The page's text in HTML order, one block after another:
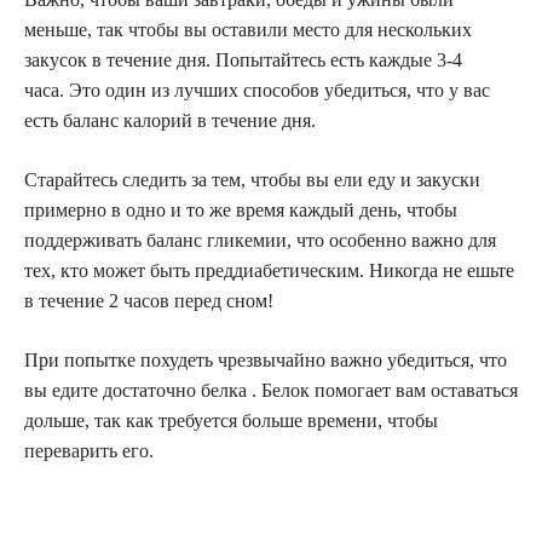
меньше, так чтобы вы оставили место для нескольких
закусок в течение дня. Попытайтесь есть каждые 3-4
часа. Это один из лучших способов убедиться, что у вас
есть баланс калорий в течение дня.
Старайтесь следить за тем, чтобы вы ели еду и закуски
примерно в одно и то же время каждый день, чтобы
поддерживать баланс гликемии, что особенно важно для
тех, кто может быть преддиабетическим. Никогда не ешьте
в течение 2 часов перед сном!
При попытке похудеть чрезвычайно важно убедиться, что
вы едите достаточно белка . Белок помогает вам оставаться
дольше, так как требуется больше времени, чтобы
переварить его.